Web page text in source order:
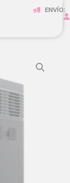
ENVÍO: